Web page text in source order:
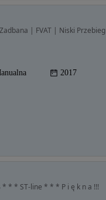
| FVAT | Niski Przebieg
2017
* * ST-line * * * P i ę k n a !!!